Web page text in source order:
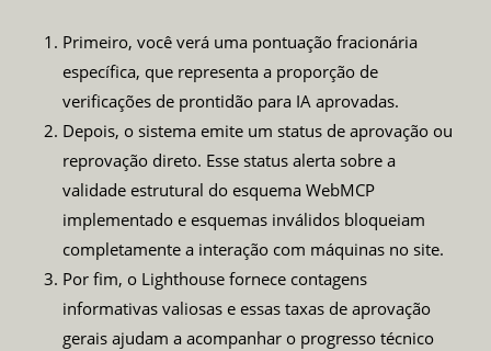
Primeiro, você verá uma pontuação fracionária
específica, que representa a proporção de
verificações de prontidão para IA aprovadas.
Depois, o sistema emite um status de aprovação ou
reprovação direto. Esse status alerta sobre a
validade estrutural do esquema WebMCP
implementado e esquemas inválidos bloqueiam
completamente a interação com máquinas no site.
Por fim, o Lighthouse fornece contagens
informativas valiosas e essas taxas de aprovação
gerais ajudam a acompanhar o progresso técnico